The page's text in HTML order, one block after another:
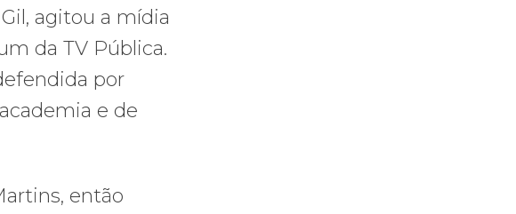
agitou a mídia
da TV Pública.
por
e de
então